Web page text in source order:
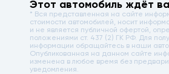
Этот автомобиль ждёт
* Вся представленная на сайте
стоимости автомобилей, носит
и не является публичной офертой,
положениями ст. 437 (2) ГК РФ. Для
информации обращайтесь в наши
Опубликованная на данном сайте
изменена в любое время без
уведомления.